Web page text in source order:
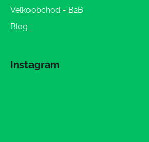
Veľkoobchod - B2B
Blog
Instagram